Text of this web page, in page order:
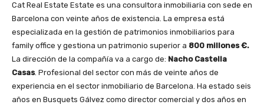
Cat Real Estate Estate es una consultora inmobiliaria con sede en
Barcelona con veinte años de existencia. La empresa está
especializada en la gestión de patrimonios inmobiliarios para
family office y gestiona un patrimonio superior a 800 millones €.
La dirección de la compañía va a cargo de: Nacho Castella
Casas. Profesional del sector con más de veinte años de
experiencia en el sector inmobiliario de Barcelona. Ha estado seis
años en Busquets Gálvez como director comercial y dos años en